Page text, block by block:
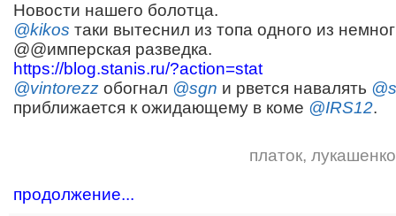
Новости нашего болотца.
@kikos таки вытеснил из топа одного из
@@имперская разведка.
https://blog.stanis.ru/?action=stat
@vintorezz обогнал @sgn и рвется навалять
приближается к ожидающему в коме @IRS12.
платок, лукашенко
продолжение...